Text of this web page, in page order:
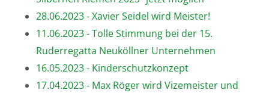
28.06.2023 - Xavier Seidel wird Meister!
11.06.2023 - Tolle Stimmung bei der 15.
Ruderregatta Neuköllner Unternehmen
16.05.2023 - Kinderschutzkonzept
17.04.2023 - Max Röger wird Vizemeister und